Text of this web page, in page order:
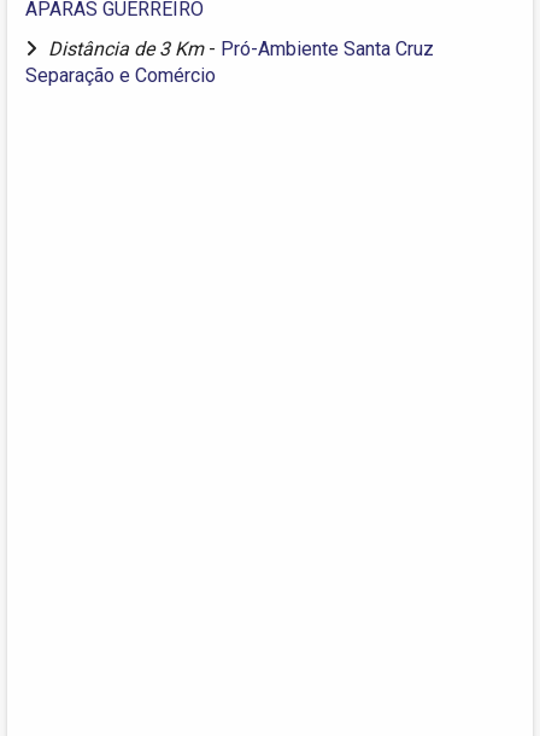
APARAS GUERREIRO
Distância de 3 Km - Pró-Ambiente Santa Cruz
Separação e Comércio